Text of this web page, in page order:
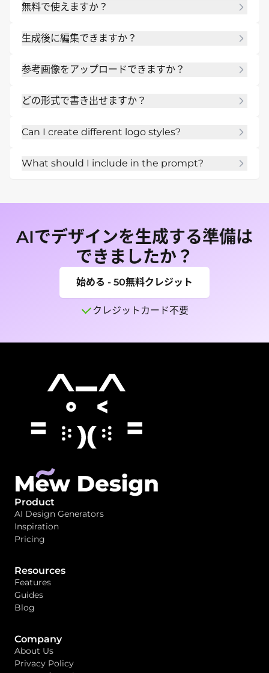
無料で使えますか？
せます。複数案を作成し、透かしなしで書き出せま
生成後に編集できますか？
考要素、細部を変更できます。
参考画像をアップロードできますか？
プロードしてAIに方向性を伝えられます。
どの形式で書き出せますか？
す。印刷やブランド用途ではPDFも準備できます。
Can I create different logo styles?
multiple style directions from the same brief,
What should I include in the prompt?
景、避けたい要素を入れます。
AIでデザインを生成する準備は
できましたか？
始める - 50無料クレジット
クレジットカード不要
Product
AI Design Generators
Inspiration
Pricing
Resources
Features
Guides
Blog
Company
About Us
Privacy Policy